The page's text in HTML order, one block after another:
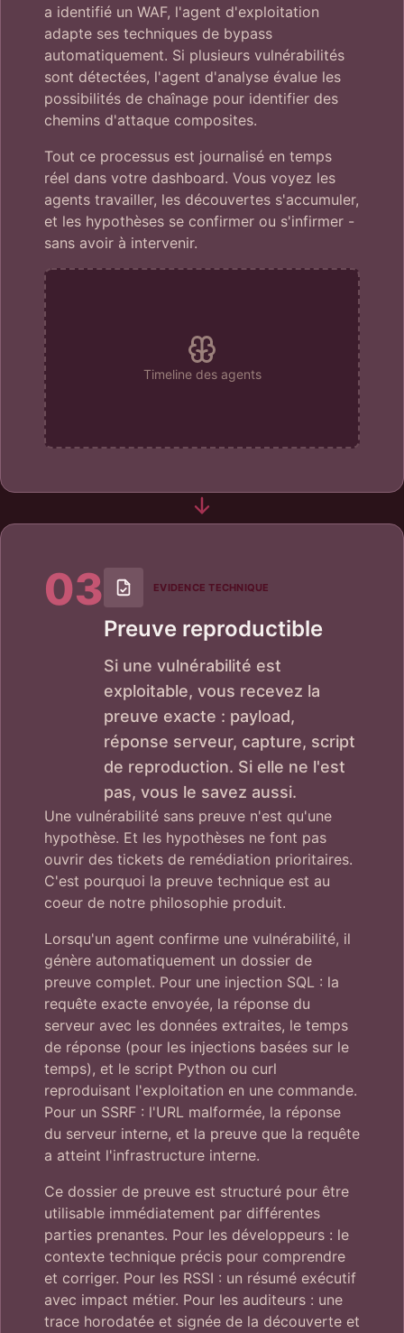
a identifié un WAF, l'agent d'exploitation
adapte ses techniques de bypass
automatiquement. Si plusieurs vulnérabilités
sont détectées, l'agent d'analyse évalue les
possibilités de chaînage pour identifier des
chemins d'attaque composites.
Tout ce processus est journalisé en temps
réel dans votre dashboard. Vous voyez les
agents travailler, les découvertes s'accumuler,
et les hypothèses se confirmer ou s'infirmer -
sans avoir à intervenir.
Timeline des agents
03 EVIDENCE TECHNIQUE
Preuve reproductible
Si une vulnérabilité est
exploitable, vous recevez la
preuve exacte : payload,
réponse serveur, capture, script
de reproduction. Si elle ne l'est
pas, vous le savez aussi.
Une vulnérabilité sans preuve n'est qu'une
hypothèse. Et les hypothèses ne font pas
ouvrir des tickets de remédiation prioritaires.
C'est pourquoi la preuve technique est au
coeur de notre philosophie produit.
Lorsqu'un agent confirme une vulnérabilité, il
génère automatiquement un dossier de
preuve complet. Pour une injection SQL : la
requête exacte envoyée, la réponse du
serveur avec les données extraites, le temps
de réponse (pour les injections basées sur le
temps), et le script Python ou curl
reproduisant l'exploitation en une commande.
Pour un SSRF : l'URL malformée, la réponse
du serveur interne, et la preuve que la requête
a atteint l'infrastructure interne.
Ce dossier de preuve est structuré pour être
utilisable immédiatement par différentes
parties prenantes. Pour les développeurs : le
contexte technique précis pour comprendre
et corriger. Pour les RSSI : un résumé exécutif
avec impact métier. Pour les auditeurs : une
trace horodatée et signée de la découverte et